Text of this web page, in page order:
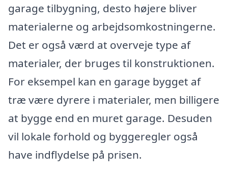
garage tilbygning, desto højere bliver
materialerne og arbejdsomkostningerne.
Det er også værd at overveje type af
materialer, der bruges til konstruktionen.
For eksempel kan en garage bygget af
træ være dyrere i materialer, men billigere
at bygge end en muret garage. Desuden
vil lokale forhold og byggeregler også
have indflydelse på prisen.